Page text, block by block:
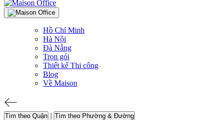
Hồ Chí Minh
Hà Nội
Đà Nẵng
Trọn gói
Thiết kế Thi công
Blog
Về Maison
Tìm theo Quận | Tìm theo Phường & Đường